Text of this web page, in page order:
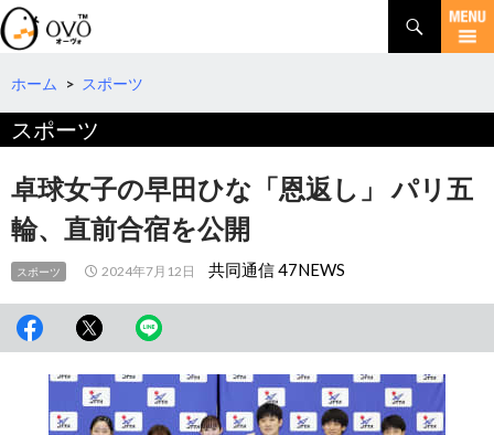
検
索
コ
テ
へ
動
ホーム > スポーツ
スポーツ
卓球女子の早田ひな「恩返し」 パリ五
輪、直前合宿を公開
スポーツ 2024年7月12日 共同通信 47NEWS